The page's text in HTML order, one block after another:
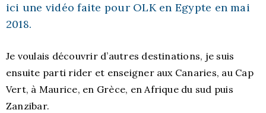
ici une vidéo faite pour OLKen Egypte en mai
2018.
Je voulais découvrir d’autres destinations, je suis
ensuite parti rider et enseigner aux Canaries, au Cap
Vert, à Maurice, en Grèce, en Afrique du sud puis
Zanzibar.